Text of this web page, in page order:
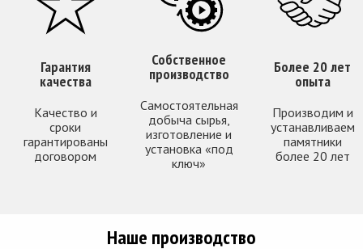
Гарантия
качества
Качество и
сроки
гарантированы
договором
Собственное
производство
Самостоятельная
добыча сырья,
изготовление и
установка «под
ключ»
Более 20 лет
опыта
Производим и
устанавливаем
памятники
более 20 лет
Наше производство